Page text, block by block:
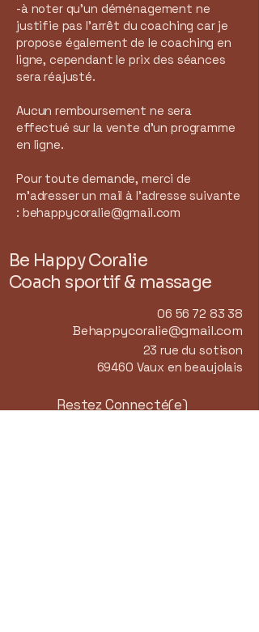
-à noter qu'un déménagement ne
justifie pas l'arrêt du coaching car je
propose également de le coaching en
ligne, cependant le prix des séances
sera réajusté.
Aucun remboursement ne sera
effectué sur la vente d'un programme
en ligne.
Pour toute demande, merci de
m'adresser un mail à l'adresse suivante
: behappycoralie@gmail.com
Be Happy Coralie
Coach sportif & massage
06 56 72 83 38
Behappycoralie@gmail.com
23 rue du sotison
69460 Vaux en beaujolais
Restez Connecté(e)